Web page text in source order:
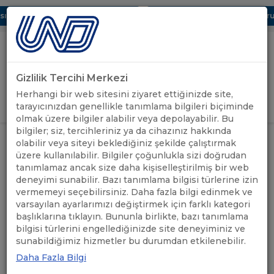
Dijital UBAK Bölümü Hakkında UND, Yunanistan Vize
Uluslararası Nakliyeciler Derneği
GİRİŞ YAP
ANASAYFA / EĞİTİM / UND AKADEMİ GÜNCEL EĞİTİMLER
UND AKADEMİ GÜNCEL
EĞİTİMLER
13.03.2025 A+ A-
UND’nin üyelerine sunduğu en büyük
Gizlilik Tercihi Merkezi
Herhangi bir web sitesini ziyaret ettiğinizde site,
tarayıcınızdan genellikle tanımlama bilgileri biçiminde
olmak üzere bilgiler alabilir veya depolayabilir. Bu
bilgiler; siz, tercihleriniz ya da cihazınız hakkında
olabilir veya siteyi beklediğiniz şekilde çalıştırmak
üzere kullanılabilir. Bilgiler çoğunlukla sizi doğrudan
tanımlamaz ancak size daha kişiselleştirilmiş bir web
deneyimi sunabilir. Bazı tanımlama bilgisi türlerine izin
vermemeyi seçebilirsiniz. Daha fazla bilgi edinmek ve
varsayılan ayarlarımızı değiştirmek için farklı kategori
başlıklarına tıklayın. Bununla birlikte, bazı tanımlama
bilgisi türlerini engellediğinizde site deneyiminiz ve
sunabildiğimiz hizmetler bu durumdan etkilenebilir.
Daha Fazla Bilgi